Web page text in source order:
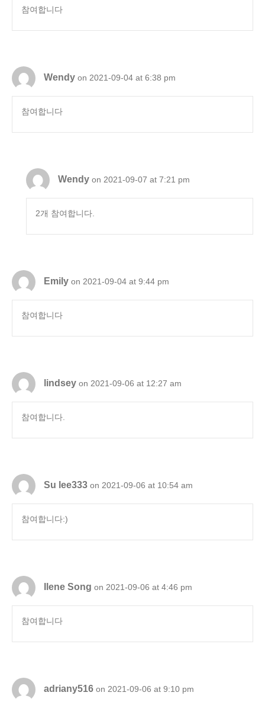
참여합니다
Wendy on 2021-09-04 at 6:38 pm
참여합니다
Wendy on 2021-09-07 at 7:21 pm
2개 참여합니다.
Emily on 2021-09-04 at 9:44 pm
참여합니다
lindsey on 2021-09-06 at 12:27 am
참여합니다.
Su lee333 on 2021-09-06 at 10:54 am
참여합니다:)
Ilene Song on 2021-09-06 at 4:46 pm
참여합니다
adriany516 on 2021-09-06 at 9:10 pm